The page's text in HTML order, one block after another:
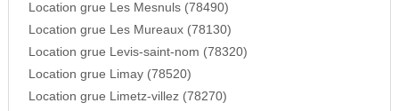
Location grue Les Mesnuls (78490)
Location grue Les Mureaux (78130)
Location grue Levis-saint-nom (78320)
Location grue Limay (78520)
Location grue Limetz-villez (78270)